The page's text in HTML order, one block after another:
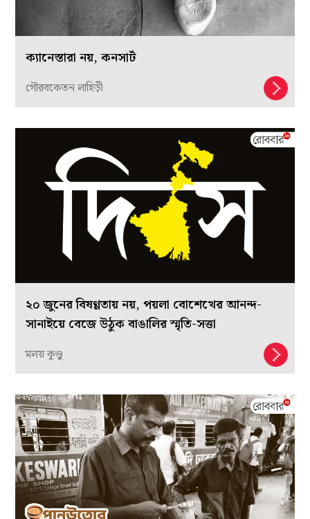
ক্যানেস্তারা নয়, কনসার্ট
গৌরবকেতন লাহিড়ী
২০ জুনের বিষণ্ণতায় নয়, পয়লা বোশেখের আনন্দ-
সানাইয়ে বেজে উঠুক বাঙালির স্মৃতি-সত্তা
মলয় কুণ্ডু